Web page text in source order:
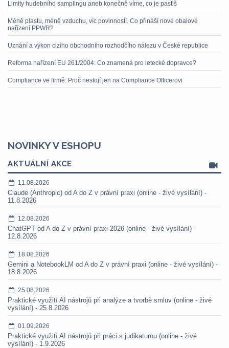
Limity hudebního samplingu aneb konečně víme, co je pastiš
Méně plastu, méně vzduchu, víc povinností. Co přináší nové obalové
nařízení PPWR?
Uznání a výkon cizího obchodního rozhodčího nálezu v České republice
Reforma nařízení EU 261/2004: Co znamená pro letecké dopravce?
Compliance ve firmě: Proč nestojí jen na Compliance Officerovi
NOVINKY V ESHOPU
AKTUÁLNÍ AKCE
11.08.2026
Claude (Anthropic) od A do Z v právní praxi (online - živé vysílání) -
11.8.2026
12.08.2026
ChatGPT od A do Z v právní praxi 2026 (online - živé vysílání) -
12.8.2026
18.08.2026
Gemini a NotebookLM od A do Z v právní praxi (online - živé vysílání) -
18.8.2026
25.08.2026
Praktické využití AI nástrojů při analýze a tvorbě smluv (online - živé
vysílání) - 25.8.2026
01.09.2026
Praktické využití AI nástrojů při práci s judikaturou (online - živé
vysílání) - 1.9.2026